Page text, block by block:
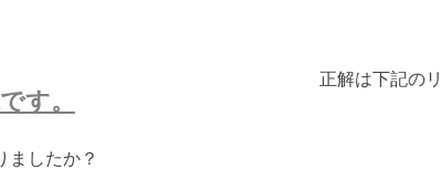
正解は下記の
す。
ましたか？